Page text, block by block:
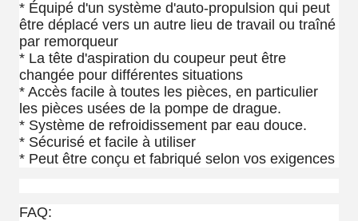
* Équipé d'un système d'auto-propulsion qui peut
être déplacé vers un autre lieu de travail ou traîné
par remorqueur
* La tête d'aspiration du coupeur peut être
changée pour différentes situations
* Accès facile à toutes les pièces, en particulier
les pièces usées de la pompe de drague.
* Système de refroidissement par eau douce.
* Sécurisé et facile à utiliser
* Peut être conçu et fabriqué selon vos exigences
FAQ: